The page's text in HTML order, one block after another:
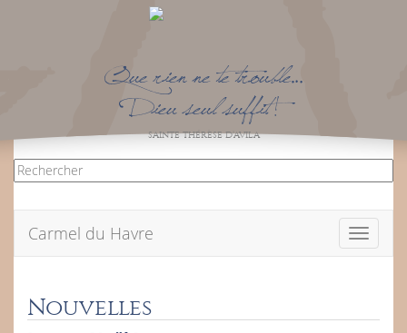
Que rien ne te trouble…
Dieu seul suffit !
SAINTE THÉRÈSE D’AVILA
Toggle
Carmel du Havre
Nouvelles